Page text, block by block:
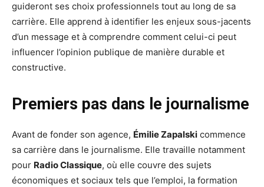
guideront ses choix professionnels tout au long de sa
carrière. Elle apprend à identifier les enjeux sous-jacents
d’un message et à comprendre comment celui-ci peut
influencer l’opinion publique de manière durable et
constructive.
Premiers pas dans le journalisme
Avant de fonder son agence, Émilie Zapalski commence
sa carrière dans le journalisme. Elle travaille notamment
pour Radio Classique, où elle couvre des sujets
économiques et sociaux tels que l’emploi, la formation